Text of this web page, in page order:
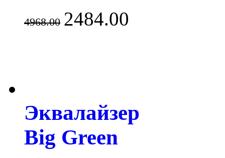
4968.00 2484.00
Эквалайзер
Big Green